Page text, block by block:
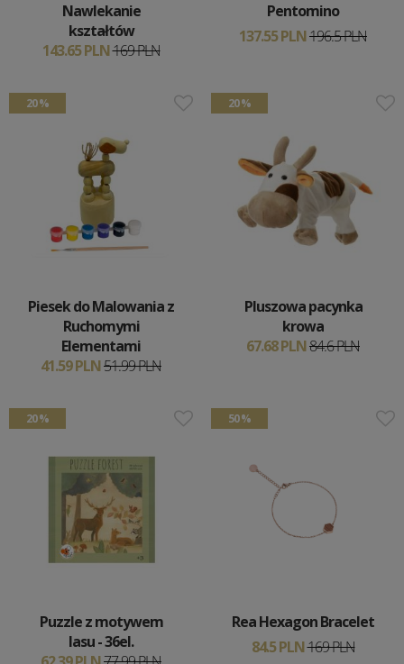
Nawlekanie
kształtów
143.65 PLN169 PLN
Pentomino
137.55 PLN196.5 PLN
20 %
Piesek do Malowania z
Ruchomymi
Elementami
41.59 PLN51.99 PLN
20 %
Pluszowa pacynka
krowa
67.68 PLN84.6 PLN
20 %
Puzzle z motywem
lasu - 36el.
50 %
Rea Hexagon Bracelet
84.5 PLN169 PLN